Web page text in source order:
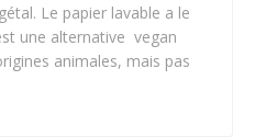
Le papier lavable a le
une alternative vegan
animales, mais pas